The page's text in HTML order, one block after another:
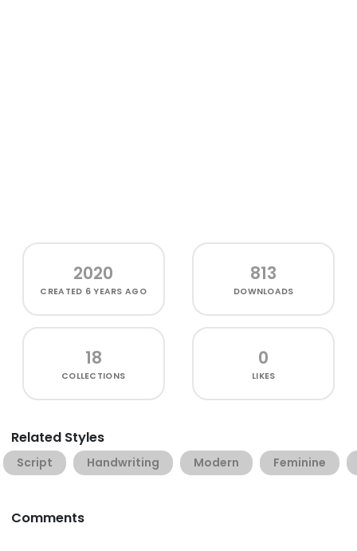
2020
CREATED 6 YEARS AGO
813
DOWNLOADS
18
COLLECTIONS
0
LIKES
Related Styles
Script Handwriting Modern Feminine
Comments